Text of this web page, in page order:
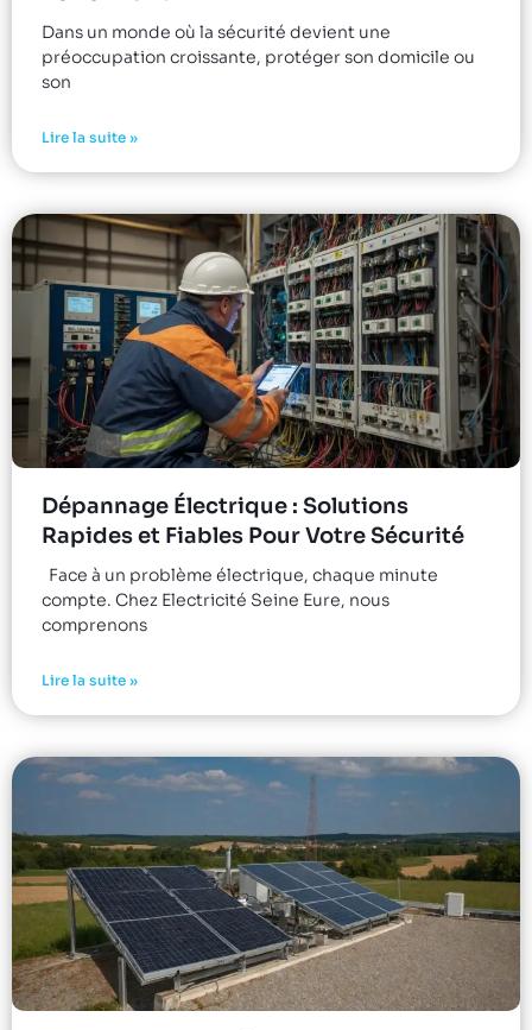
Dans un monde où la sécurité devient une
préoccupation croissante, protéger son domicile ou
son
Lire la suite »
Dépannage Électrique : Solutions
Rapides et Fiables Pour Votre Sécurité
Face à un problème électrique, chaque minute
compte. Chez Electricité Seine Eure, nous
comprenons
Lire la suite »